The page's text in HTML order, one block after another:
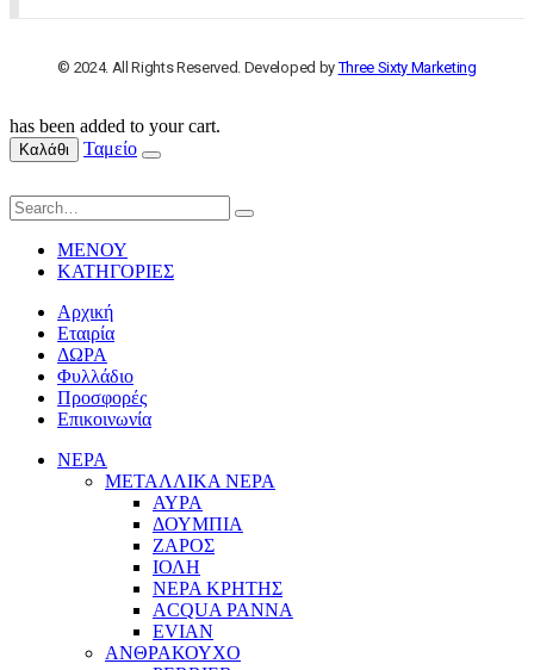
© 2024. All Rights Reserved. Developed byThree Sixty Marketing
has been added to your cart.
Καλάθι Ταμείο
ΜΕΝΟΥ
ΚΑΤΗΓΟΡΙΕΣ
Αρχική
Εταιρία
ΔΩΡΑ
Φυλλάδιο
Προσφορές
Επικοινωνία
ΝΕΡΑ
ΜΕΤΑΛΛΙΚΑ ΝΕΡΑ
ΑΥΡΑ
ΔΟΥΜΠΙΑ
ΖΑΡΟΣ
ΙΟΛΗ
ΝΕΡΑ ΚΡΗΤΗΣ
ACQUA PANNA
EVIAN
ΑΝΘΡΑΚΟΥΧΟ